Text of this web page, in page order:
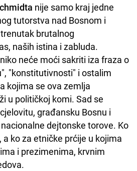
nije samo kraj jedne
tutorstva nad Bosnom i
brutalnog
naših istina i zabluda.
neće moći sakriti iza fraza o
"konstitutivnosti" i ostalim
kojima se ova zemlja
u političkoj komi. Sad se
građansku Bosnu i
dejtonske torove. Ko
ko za etničke prćije u kojima
i prezimenima, krvnim